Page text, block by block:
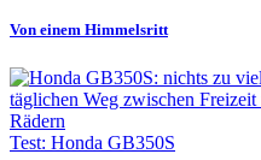
Von einem Himmelsritt
Test: Honda GB350S